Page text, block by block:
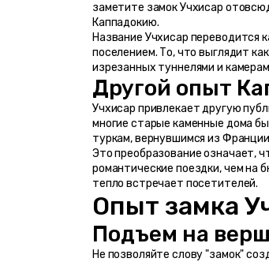
заметите замок Учхисар
Каппадокию.
Название Учхисар переводится
поселением. То, что выглядит
изрезанных туннелями и
Другой опыт
Учхисар привлекает другую
многие старые каменные дома
туркам, вернувшимся из
Это преобразование означает,
романтические поездки, чем на
тепло встречает посетителей.
Опыт замка
Подъем на
Не позволяйте слову "замок"